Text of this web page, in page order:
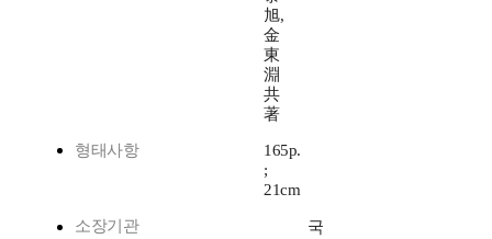
旭,
金
東
淵
共
著
형태사항
165p.
;
21cm
소장기관
국